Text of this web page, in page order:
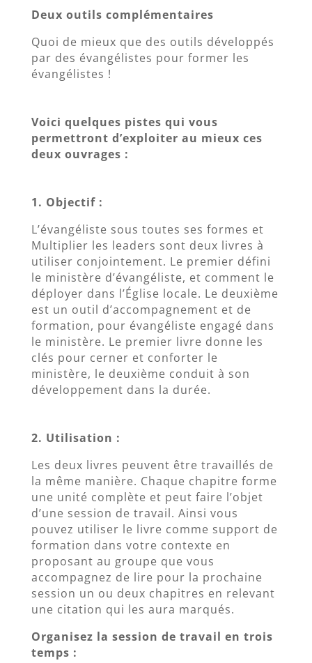
Deux outils complémentaires
Quoi de mieux que des outils développés
par des évangélistes pour former les
évangélistes !
Voici quelques pistes qui vous
permettront d’exploiter au mieux ces
deux ouvrages :
1. Objectif :
L’évangéliste sous toutes ses formes et
Multiplier les leaders sont deux livres à
utiliser conjointement. Le premier défini
le ministère d’évangéliste, et comment le
déployer dans l’Église locale. Le deuxième
est un outil d’accompagnement et de
formation, pour évangéliste engagé dans
le ministère. Le premier livre donne les
clés pour cerner et conforter le
ministère, le deuxième conduit à son
développement dans la durée.
2. Utilisation :
Les deux livres peuvent être travaillés de
la même manière. Chaque chapitre forme
une unité complète et peut faire l’objet
d’une session de travail. Ainsi vous
pouvez utiliser le livre comme support de
formation dans votre contexte en
proposant au groupe que vous
accompagnez de lire pour la prochaine
session un ou deux chapitres en relevant
une citation qui les aura marqués.
Organisez la session de travail en trois
temps :